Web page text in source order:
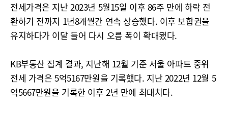
전세가격은 지난 2023년 5월15일 이후 86주 만에 하락 전
환하기 전까지 1년8개월간 연속 상승했다. 이후 보합권을
유지하다가 이달 들어 다시 오름 폭이 확대됐다.
KB부동산 집계 결과, 지난해 12월 기준 서울 아파트 중위
전세 가격은 5억5167만원을 기록했다. 지난 2022년 12월 5
억5667만원을 기록한 이후 2년 만에 최대치다.